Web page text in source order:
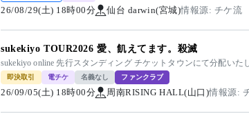
26/08/29(土) 18時00分 仙台 darwin(宮城)情報源: チケ流
sukekiyo TOUR2026 愛、飢えてます。殺滅
sukekiyo online 先行スタンディング チケットタウンにて分配いた
即決取引 電チケ 名義なし ファンクラブ
26/09/05(土) 18時00分 周南RISING HALL(山口)情報源: